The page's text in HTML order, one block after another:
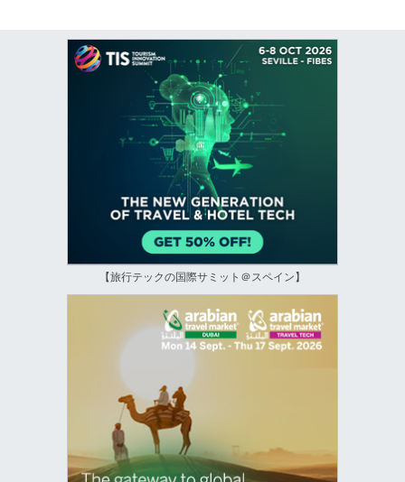
【旅行テックの国際サミット＠スペイン】